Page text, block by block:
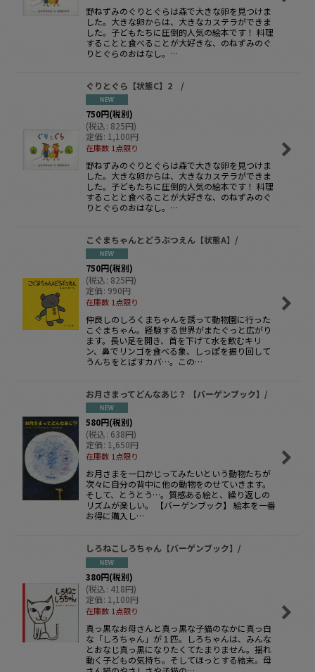
野ねずみのぐりとぐらは森で大きな卵を見つけま
した。大きな卵からは、大きなカステラができま
した。子どもたちに圧倒的人気の絵本です！ 料理
することと食べることが大好きな、のねずみのぐ
りとぐらのおはなし。…
ぐりとぐら【状態C】2 /
750円(税別)
(税込: 825円)
定価: 1,100円
在庫数 1点限り
野ねずみのぐりとぐらは森で大きな卵を見つけま
した。大きな卵からは、大きなカステラができま
した。子どもたちに圧倒的人気の絵本です！ 料理
することと食べることが大好きな、のねずみのぐ
りとぐらのおはなし。…
こぐまちゃんとどうぶつえん【状態A】/
750円(税別)
(税込: 825円)
定価: 990円
在庫数 1点限り
仲良しのしろくまちゃんを誘って動物園に行った
こぐまちゃん。経験する世界がまたぐっと広がり
ます。長い足を開き、首を下げて水を飲むキリ
ン、鼻でリンゴを食べる象、しっぽを振り回して
うんちをとばすカバ…。この…
お月さまってどんなあじ？ 【バーゲンブック】/
580円(税別)
(税込: 638円)
定価: 1,650円
在庫数 1点限り
お月さまを一口かじってみたいという動物たちが
次々に自分の背中に他の動物をのせていきます。
そして、とうとう…。質感ある絵と、繰り返しの
リズムが楽しい。 【バーゲンブック】 絵本を一番
お得に購入し…
しろねこしろちゃん【バーゲンブック】/
380円(税別)
(税込: 418円)
定価: 1,100円
在庫数 1点限り
真っ黒なお母さんと真っ黒な子猫のなかに真っ白
な「しろちゃん」が１匹。しろちゃんは、みんな
とおなじ真っ黒になりたくてたまりません。揺れ
動く子どもの気持ち。そしてほっとする結末。母